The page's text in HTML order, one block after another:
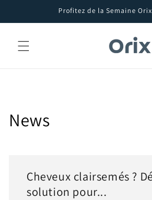
au
Profitez de la Semaine
News
Cheveux clairsemés ?
solution pour...